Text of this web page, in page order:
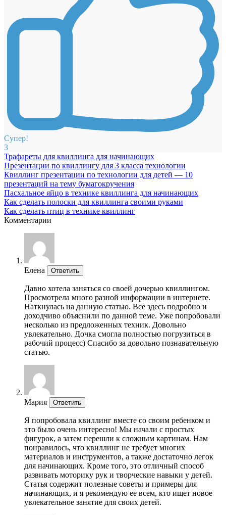
Супер!
3
Трафареты для квиллинга для начинающих
Презентации по квиллингу для 3 класса технологии
Квиллинг презентации по технологии для детей — 10
презентаций на тему бумагокручения
Пасхальное яйцо в технике квиллинга для начинающих
Как сделать полоски для квиллинга своими руками
Как сделать птиц в технике квиллинг
Комментарии
Елена Ответить
Давно хотела заняться со своей дочерью квиллингом.
Просмотрела много разной информации в интернете.
Наткнулась на данную статью. Все здесь подробно и
доходчиво объяснили по данной теме. Уже попробовали
несколько из предложенных техник. Довольно
увлекательно. Дочка смогла полностью погрузиться в
рабочий процесс) Спасибо за довольно познавательную
статью.
Мария Ответить
Я попробовала квиллинг вместе со своим ребенком и
это было очень интересно! Мы начали с простых
фигурок, а затем перешли к сложным картинам. Нам
понравилось, что квиллинг не требует многих
материалов и инструментов, а также достаточно легок
для начинающих. Кроме того, это отличный способ
развивать моторику рук и творческие навыки у детей.
Статья содержит полезные советы и примеры для
начинающих, и я рекомендую ее всем, кто ищет новое
увлекательное занятие для своих детей.